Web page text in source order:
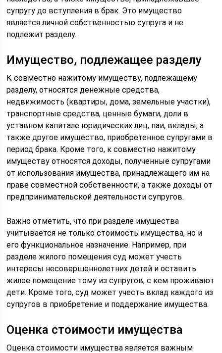
супругу до вступления в брак. Это имущество
является личной собственностью супруга и не
подлежит разделу.
Имущество, подлежащее разделу
К совместно нажитому имуществу, подлежащему
разделу, относятся денежные средства,
недвижимость (квартиры, дома, земельные участки),
транспортные средства, ценные бумаги, доли в
уставном капитале юридических лиц, паи, вклады, а
также другое имущество, приобретенное супругами в
период брака. Кроме того, к совместно нажитому
имуществу относятся доходы, полученные супругами
от использования имущества, принадлежащего им на
праве совместной собственности, а также доходы от
предпринимательской деятельности супругов.
Важно отметить, что при разделе имущества
учитывается не только стоимость имущества, но и
его функциональное назначение. Например, при
разделе жилого помещения суд может учесть
интересы несовершеннолетних детей и оставить
жилое помещение тому из супругов, с кем проживают
дети. Кроме того, суд может учесть вклад каждого из
супругов в приобретение и поддержание имущества.
Оценка стоимости имущества
Оценка стоимости имущества является важным